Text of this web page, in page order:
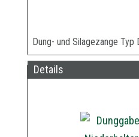
Dung- und Silagezange Typ
Details